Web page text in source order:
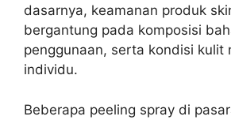
dasarnya, keamanan produk
bergantung pada komposisi
penggunaan, serta kondisi kulit
individu.
Beberapa peeling spray di